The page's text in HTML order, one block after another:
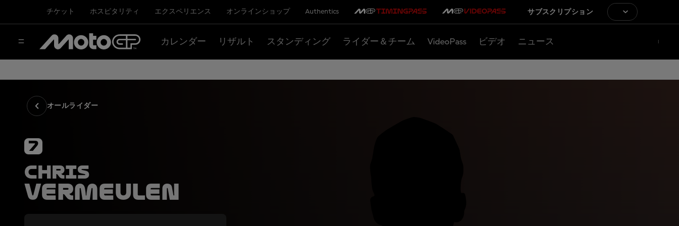
チケット ホスピタリティ エクスペリエンス オンラインショップ Authentics サブスクリプション
カレンダー リザルト スタンディング ライダー＆チーム VideoPass ビデオ ニュース
オールライダー
7
Chris
Vermeulen